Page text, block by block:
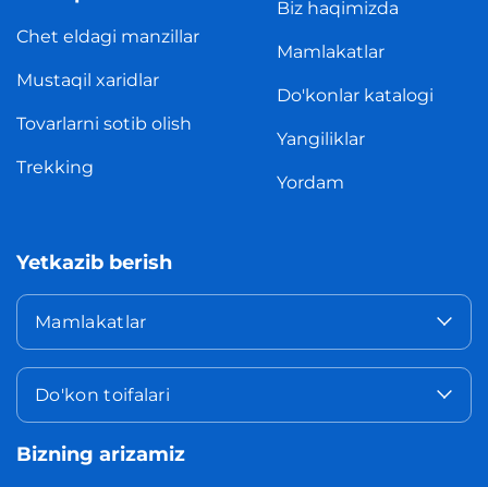
Chet eldagi manzillar
Mustaqil xaridlar
Tovarlarni sotib olish
Trekking
Biz haqimizda
Mamlakatlar
Do'konlar katalogi
Yangiliklar
Yordam
Yetkazib berish
Mamlakatlar
Do'kon toifalari
Bizning arizamiz